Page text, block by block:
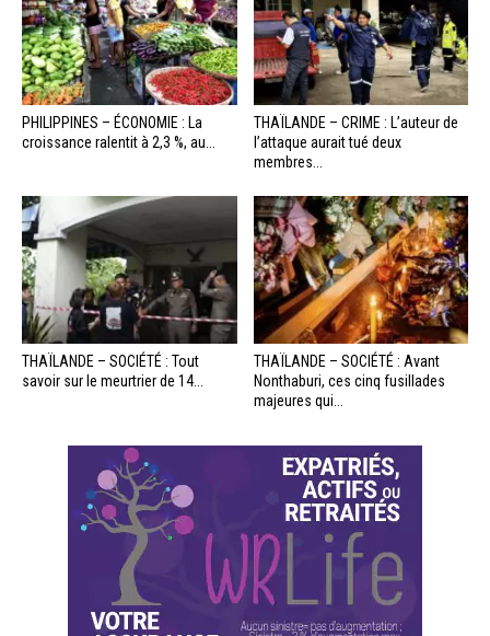
PHILIPPINES – ÉCONOMIE : La
croissance ralentit à 2,3 %, au...
THAÏLANDE – CRIME : L’auteur de
l’attaque aurait tué deux
membres...
THAÏLANDE – SOCIÉTÉ : Tout
savoir sur le meurtrier de 14...
THAÏLANDE – SOCIÉTÉ : Avant
Nonthaburi, ces cinq fusillades
majeures qui...